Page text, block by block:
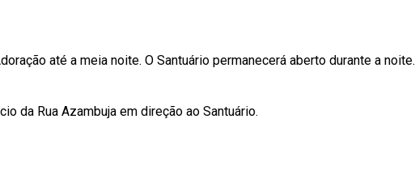
até a meia noite. O Santuário permanecerá aberto durante a noite.
da Rua Azambuja em direção ao Santuário.